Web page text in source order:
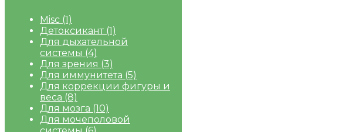
Misc (1)
Детоксикант (1)
Для дыхательной
системы (4)
Для зрения (3)
Для иммунитета (5)
Для коррекции фигуры и
веса (8)
Для мозга (10)
Для мочеполовой